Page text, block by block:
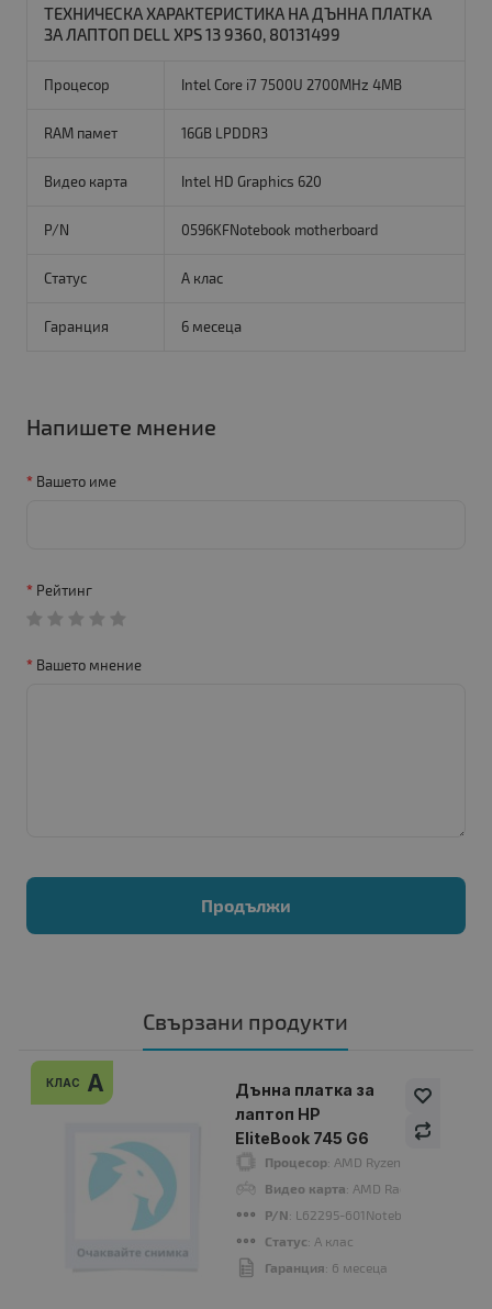
ТЕХНИЧЕСКА ХАРАКТЕРИСТИКА НА ДЪННА ПЛАТКА
ЗА ЛАПТОП DELL XPS 13 9360, 80131499
Процесор Intel Core i7 7500U 2700MHz 4MB
RAM памет 16GB LPDDR3
Видео карта Intel HD Graphics 620
P/N 0596KFNotebook motherboard
Статус A клас
Гаранция 6 месеца
Напишете мнение
Вашето име
Рейтинг
Вашето мнение
Продължи
Свързани продукти
КЛАС A
Дънна платка за
лаптоп HP
EliteBook 745 G6
Процесор: AMD Ryzen 5 PRO, 3500U
Видео карта: AMD Radeon Vega 6
P/N: L62295-601Notebook
Статус: A клас
Гаранция: 6 месеца